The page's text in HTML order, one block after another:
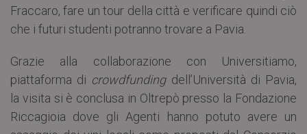
Fraccaro, fare un tour della città e verificare quindi ciò
che i futuri studenti potranno trovare a Pavia.
Grazie alla collaborazione con Universitiamo,
piattaforma di crowdfundingdell’Università di Pavia,
la visita si è conclusa in Oltrepò presso la Fondazione
Riccagioia dove gli Agenti hanno potuto avere un